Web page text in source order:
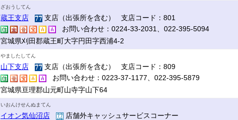
ざおうしてん
蔵王支店
支店（出張所を含む） 支店コード：801
お問い合わせ：0224-33-2031、022-395-5094
宮城県刈田郡蔵王町大字円田字西浦4-2
やましたしてん
山下支店
支店（出張所を含む） 支店コード：809
お問い合わせ：0223-37-1177、022-395-5879
宮城県亘理郡山元町山寺字山下64
いおんけせんぬまてん
イオン気仙沼店
店舗外キャッシュサービスコーナー